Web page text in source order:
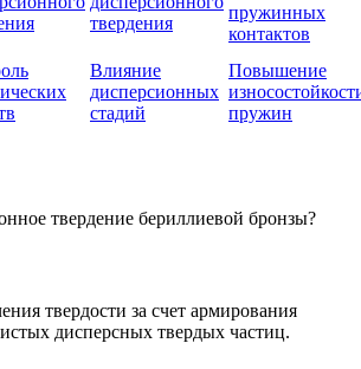
твердения
пружинных
контактов
Влияние
дисперсионных
стадий
Повышение
пружин
твердение бериллиевой бронзы?
твердости за счет армирования
дисперсных твердых частиц.